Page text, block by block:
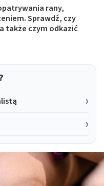
rany,
Sprawdź, czy
także czym odkazić